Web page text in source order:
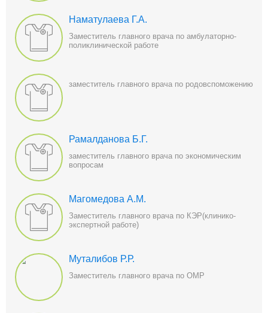
Наматулаева Г.А.
Заместитель главного врача по амбулаторно-
поликлинической работе
заместитель главного врача по родовспоможению
Рамалданова Б.Г.
заместитель главного врача по экономическим
вопросам
Магомедова А.М.
Заместитель главного врача по КЭР(клинико-
экспертной работе)
Муталибов Р.Р.
Заместитель главного врача по ОМР